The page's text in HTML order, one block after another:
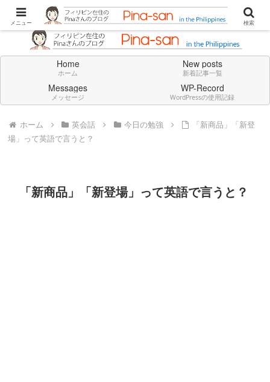
Don't think deeply. Feel always in English.
Home
ホーム
New posts
新着記事一覧
Messages
メッセージ
WP-Record
WordPressの使用記録
ホーム 英会話 今日の勉強
「新商品」「新登
場」って英語で言うと？
「新商品」「新登場」って英語で言うと？
メニュー 検索